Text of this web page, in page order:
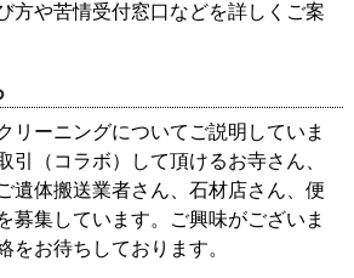
方や苦情受付窓口などを詳しくご案
リーニングについてご説明していま
引（コラボ）して頂けるお寺さん、
遺体搬送業者さん、石材店さん、便
募集しています。ご興味がございま
をお待ちしております。